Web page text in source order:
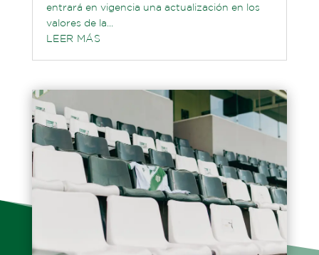
entrará en vigencia una actualización en los
valores de la...
LEER MÁS